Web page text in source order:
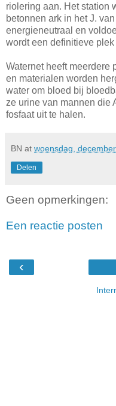
riolering aan. Het station
betonnen ark in het J.
energieneutraal en
wordt een definitieve
Waternet heeft meerdere
en materialen worden
water om bloed bij
ze urine van mannen die
fosfaat uit te halen.
BN at woensdag,
Delen
Geen opmerkingen:
Een reactie posten
‹